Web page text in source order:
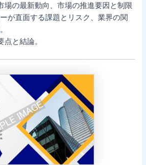
場の最新動向、市場の推進要因と制限
が直面する課題とリスク、業界の関
と結論。